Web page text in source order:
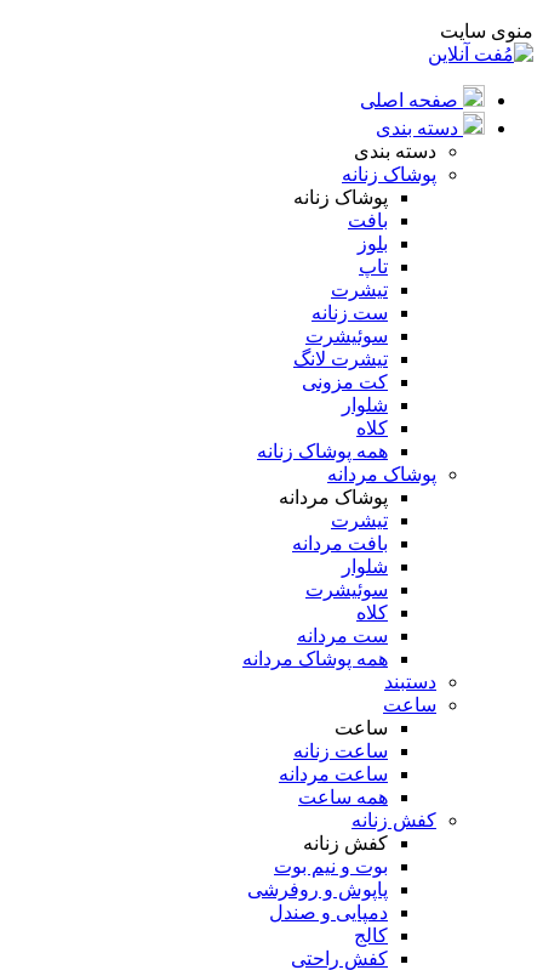
منوی سایت
صفحه اصلی
دسته بندی
دسته بندی
پوشاک زنانه
پوشاک زنانه
بافت
بلوز
تاپ
تیشرت
ست زنانه
سوئیشرت
تیشرت لانگ
کت مزونی
شلوار
کلاه
همه پوشاک زنانه
پوشاک مردانه
پوشاک مردانه
تیشرت
بافت مردانه
شلوار
سوئیشرت
کلاه
ست مردانه
همه پوشاک مردانه
دستبند
ساعت
ساعت
ساعت زنانه
ساعت مردانه
همه ساعت
کفش زنانه
کفش زنانه
بوت و نیم بوت
پاپوش و روفرشی
دمپایی و صندل
کالج
کفش راحتی